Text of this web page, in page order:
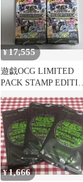
¥17,555
遊戯OCG LIMITED
PACK STAMP
¥1,666